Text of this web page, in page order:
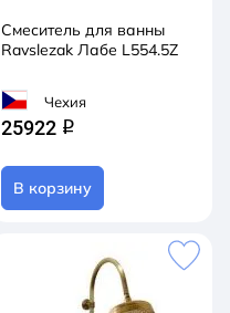
Смеситель для ванны
Ravslezak Лабе L554.5Z
Чехия
25922 q
В корзину